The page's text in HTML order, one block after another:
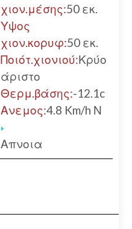
χιον.μέσης:50 εκ.
Υψος
χιον.κορυφ:50 εκ.
Ποιότ.χιονιού:Κρύο
άριστο
Θερμ.βάσης:-12.1c
Ανεμος:4.8 Km/h Ν
Απνοια